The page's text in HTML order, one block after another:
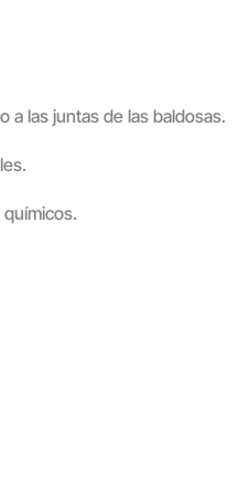
a las juntas de las baldosas.